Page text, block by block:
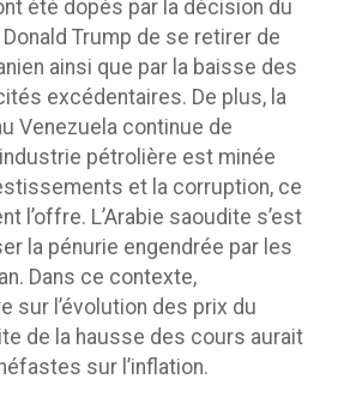
été dopés par la décision du
Trump de se retirer de
ainsi que par la baisse des
excédentaires. De plus, la
Venezuela continue de
pétrolière est minée
et la corruption, ce
l’offre. L’Arabie saoudite s’est
la pénurie engendrée par les
Dans ce contexte,
sur l’évolution des prix du
de la hausse des cours aurait
sur l’inflation.